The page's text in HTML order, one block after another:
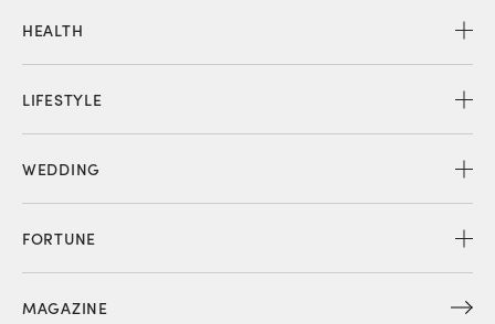
HEALTH
LIFESTYLE
WEDDING
FORTUNE
MAGAZINE